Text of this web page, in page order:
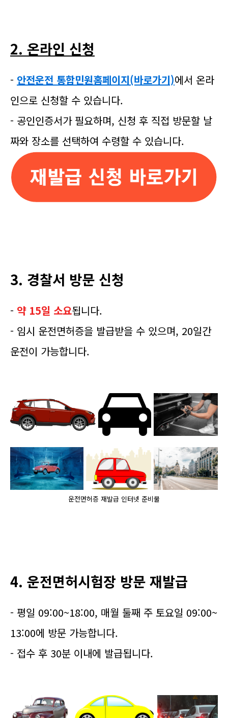
2. 온라인 신청
- 안전운전 통합민원홈페이지(바로가기)에서 온라
인으로 신청할 수 있습니다.
- 공인인증서가 필요하며, 신청 후 직접 방문할 날
짜와 장소를 선택하여 수령할 수 있습니다.
3. 경찰서 방문 신청
- 약 15일 소요됩니다.
- 임시 운전면허증을 발급받을 수 있으며, 20일간
운전이 가능합니다.
운전면허증 재발급 인터넷 준비물
4. 운전면허시험장 방문 재발급
- 평일 09:00~18:00, 매월 둘째 주 토요일 09:00~
13:00에 방문 가능합니다.
- 접수 후 30분 이내에 발급됩니다.